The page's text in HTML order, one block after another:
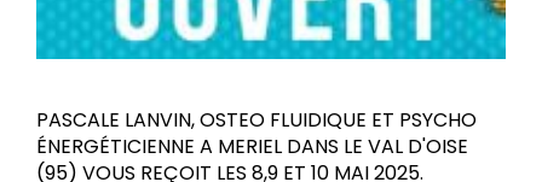
PASCALE LANVIN, OSTEO FLUIDIQUE ET PSYCHO
ÉNERGÉTICIENNE A MERIEL DANS LE VAL D'OISE
(95) VOUS REÇOIT LES 8,9 ET 10 MAI 2025.